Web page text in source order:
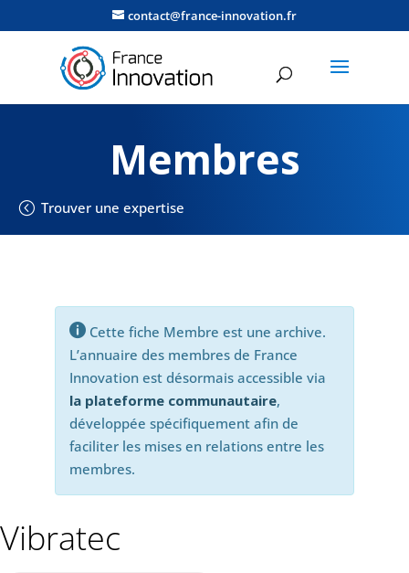
contact@france-innovation.fr
Membres
Trouver une expertise
Cette fiche Membre est une archive.
L’annuaire des membres de France
Innovation est désormais accessible via
la plateforme communautaire,
développée spécifiquement afin de
faciliter les mises en relations entre les
membres.
Vibratec